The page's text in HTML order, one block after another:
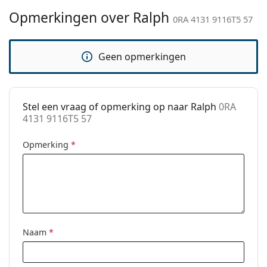
Bekijk het volledige assortimentzonnebrillen voor
meer stijlen van populaire merken.
Functie:
Fashion
Code:
0RA 4131 9116T5 57
Opmerkingen over Ralph 0RA 4131 9116T5 57
Geen opmerkingen
Stel een vraag of opmerking op naar Ralph 0RA
4131 9116T5 57
Opmerking *
Naam *